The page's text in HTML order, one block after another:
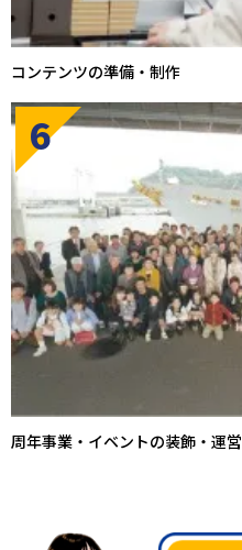
コンテンツの準備・制作
6
周年事業・イベントの装飾・運営